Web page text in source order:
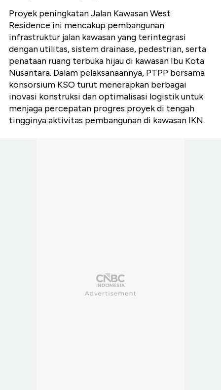
Proyek peningkatan Jalan Kawasan West
Residence ini mencakup pembangunan
infrastruktur jalan kawasan yang terintegrasi
dengan utilitas, sistem drainase, pedestrian, serta
penataan ruang terbuka hijau di kawasan Ibu Kota
Nusantara. Dalam pelaksanaannya, PTPP bersama
konsorsium KSO turut menerapkan berbagai
inovasi konstruksi dan optimalisasi logistik untuk
menjaga percepatan progres proyek di tengah
tingginya aktivitas pembangunan di kawasan IKN.